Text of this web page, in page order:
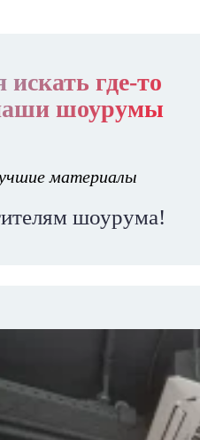
где-то
шоурумы
материалы
шоурума!